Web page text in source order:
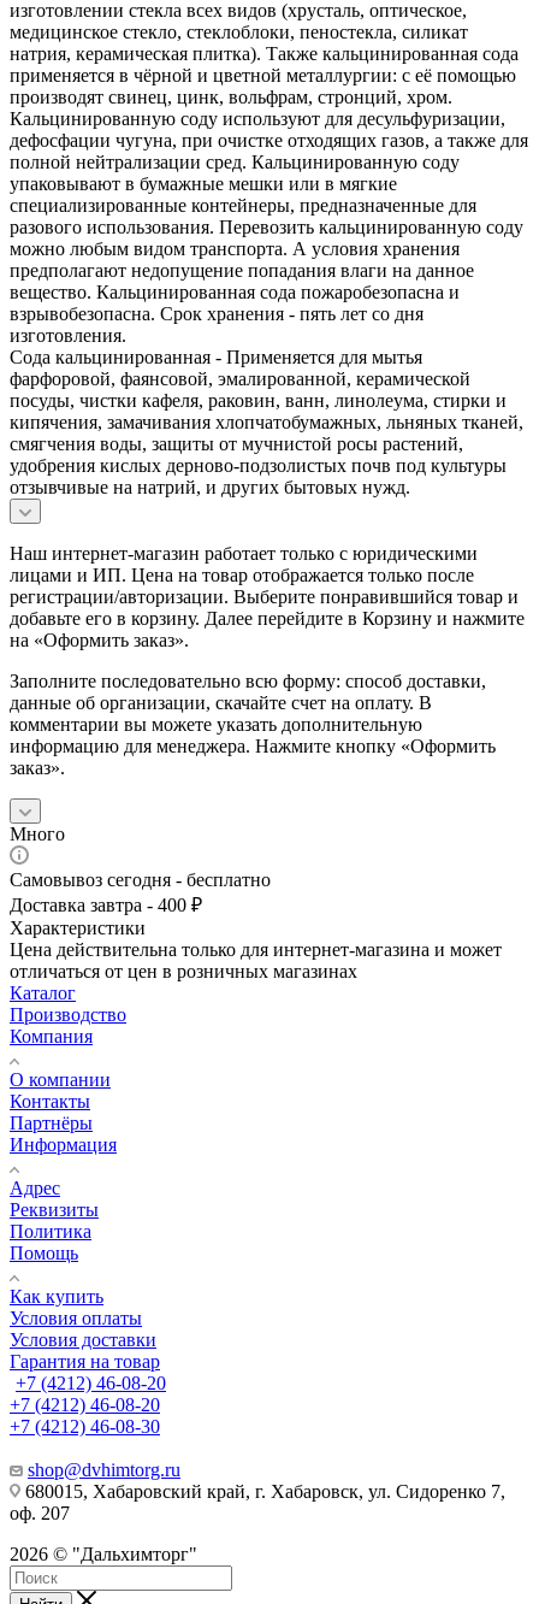
изготовлении стекла всех видов (хрусталь, оптическое,
медицинское стекло, стеклоблоки, пеностекла, силикат
натрия, керамическая плитка). Также кальцинированная сода
применяется в чёрной и цветной металлургии: с её помощью
производят свинец, цинк, вольфрам, стронций, хром.
Кальцинированную соду используют для десульфуризации,
дефосфации чугуна, при очистке отходящих газов, а также для
полной нейтрализации сред. Кальцинированную соду
упаковывают в бумажные мешки или в мягкие
специализированные контейнеры, предназначенные для
разового использования. Перевозить кальцинированную соду
можно любым видом транспорта. А условия хранения
предполагают недопущение попадания влаги на данное
вещество. Кальцинированная сода пожаробезопасна и
взрывобезопасна. Срок хранения - пять лет со дня
изготовления.
Сода кальцинированная - Применяется для мытья
фарфоровой, фаянсовой, эмалированной, керамической
посуды, чистки кафеля, раковин, ванн, линолеума, стирки и
кипячения, замачивания хлопчатобумажных, льняных тканей,
смягчения воды, защиты от мучнистой росы растений,
удобрения кислых дерново-подзолистых почв под культуры
отзывчивые на натрий, и других бытовых нужд.
Наш интернет-магазин работает только с юридическими
лицами и ИП. Цена на товар отображается только после
регистрации/авторизации. Выберите понравившийся товар и
добавьте его в корзину. Далее перейдите в Корзину и нажмите
на «Оформить заказ».
Заполните последовательно всю форму: способ доставки,
данные об организации, скачайте счет на оплату. В
комментарии вы можете указать дополнительную
информацию для менеджера. Нажмите кнопку «Оформить
заказ».
Много
Самовывоз сегодня - бесплатно
Доставка завтра - 400 ₽
Характеристики
Цена действительна только для интернет-магазина и может
отличаться от цен в розничных магазинах
Каталог
Производство
Компания
О компании
Контакты
Партнёры
Информация
Адрес
Реквизиты
Политика
Помощь
Как купить
Условия оплаты
Условия доставки
Гарантия на товар
+7 (4212) 46-08-20
+7 (4212) 46-08-20
+7 (4212) 46-08-30
shop@dvhimtorg.ru
680015, Хабаровский край, г. Хабаровск, ул. Сидоренко 7,
оф. 207
2026 © "Дальхимторг"